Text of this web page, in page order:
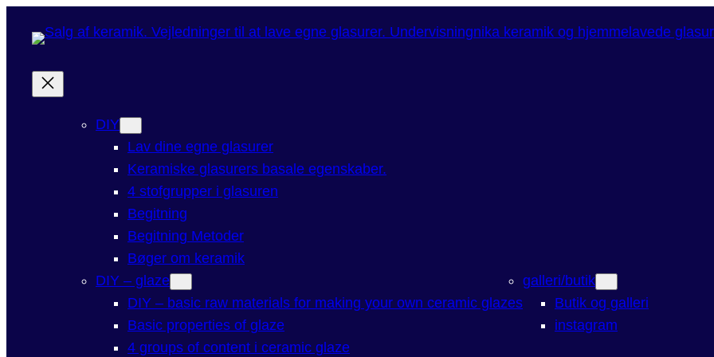
DIY
Lav dine egne glasurer
Keramiske glasurers basale egenskaber.
4 stofgrupper i glasuren
Begitning
Begitning Metoder
Bøger om keramik
DIY – glaze
DIY – basic raw materials for making your own ceramic glazes
Basic properties of glaze
4 groups of content i ceramic glaze
galleri/butik
Butik og galleri
instagram